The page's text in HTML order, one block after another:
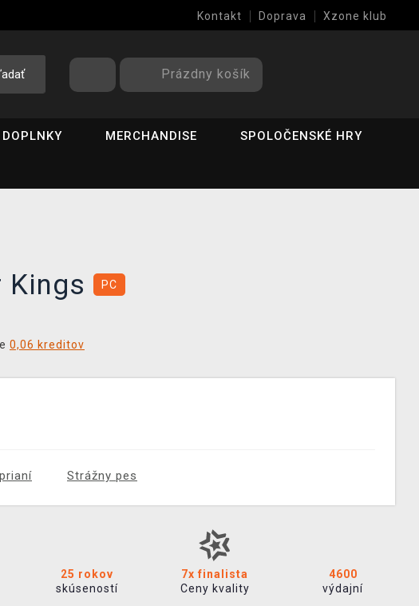
Kontakt Doprava Xzone klub
Prázdny košík
MERCHANDISE SPOLOČENSKÉ HRY
Kings PC
0,06 kreditov
Strážny pes
25 rokov
skúseností
7x finalista
Ceny kvality
4600
výdajní